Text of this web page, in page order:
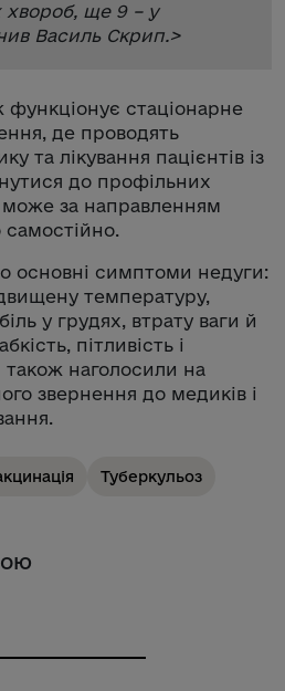
хвороб, ще 9 – у
Василь Скрип.>
функціонує стаціонарне
де проводять
та лікування пацієнтів із
до профільних
може за направленням
самостійно.
основні симптоми недуги:
температуру,
у грудях, втрату ваги й
пітливість і
наголосили на
звернення до медиків і
Туберкульоз